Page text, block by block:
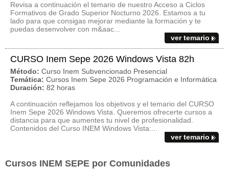
Revisa a continuación el temario de nuestro Acceso a Ciclos
Formativos de Grado Superior Nocturno 2026. Estamos a tu
lado para que consigas mejorar mediante la formación y te
puedas desenvolver con m&aac...
ver temario
CURSO Inem Sepe 2026 Windows Vista 82h
Método: Curso Inem Subvencionado Presencial
Temática: Cursos Inem Sepe 2026 Programación e Informática
Duración: 82 horas
A continuación reflejamos los objetivos y el temario del CURSO
Inem Sepe 2026 Windows Vista. Queremos ofrecerte cursos a
distancia para que aumentes tu nivel de profesionalidad.
Contenidos del Curso INEM Windows Vista:...
ver temario
Cursos INEM SEPE por Comunidades